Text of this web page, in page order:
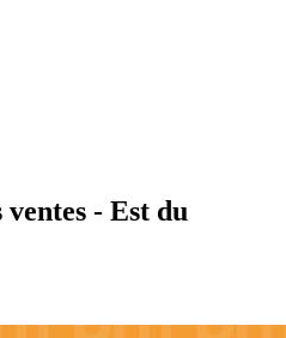
- Est du